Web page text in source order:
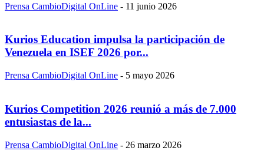
Prensa CambioDigital OnLine - 11 junio 2026
Kurios Education impulsa la participación de
Venezuela en ISEF 2026 por...
Prensa CambioDigital OnLine - 5 mayo 2026
Kurios Competition 2026 reunió a más de 7.000
entusiastas de la...
Prensa CambioDigital OnLine - 26 marzo 2026